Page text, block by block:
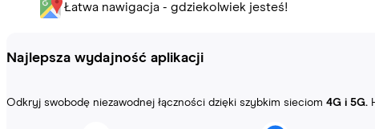
Łatwa nawigacja - gdziekolwiek jesteś!
Najlepsza wydajność aplikacji
Odkryj swobodę niezawodnej łączności dzięki szybkim sieciom 4G i 5G.